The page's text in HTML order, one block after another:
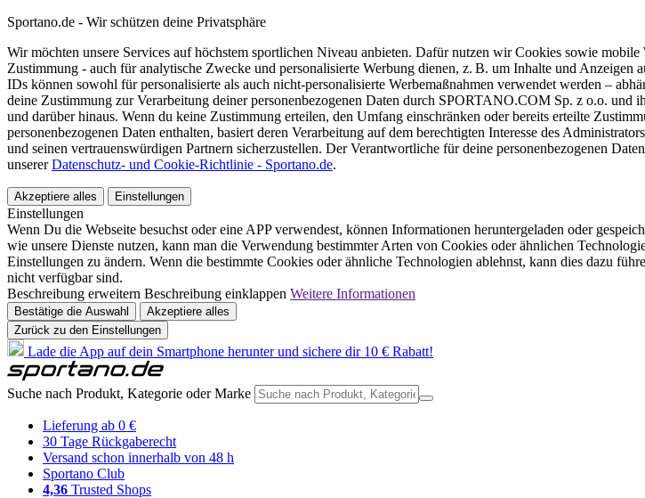
Sportano.de - Wir schützen deine Privatsphäre
Wir möchten unsere Services auf höchstem sportlichen Niveau anbieten. Dafür nutzen wir Cookies sowie
Zustimmung - auch für analytische Zwecke und personalisierte Werbung dienen, z. B. um Inhalte und
IDs können sowohl für personalisierte als auch nicht-personalisierte Werbemaßnahmen verwendet werden –
deine Zustimmung zur Verarbeitung deiner personenbezogenen Daten durch SPORTANO.COM Sp. z o.o. und
und darüber hinaus. Wenn du keine Zustimmung erteilen, den Umfang einschränken oder bereits erteilte
personenbezogenen Daten enthalten, basiert deren Verarbeitung auf dem berechtigten Interesse des
und seinen vertrauenswürdigen Partnern sicherzustellen. Der Verantwortliche für deine personenbezogenen
unsererDatenschutz- und Cookie-Richtlinie - Sportano.de.
Akzeptiere alles Einstellungen
Einstellungen
Wenn Du die Webseite besuchst oder eine APP verwendest, können Informationen heruntergeladen oder
wie unsere Dienste nutzen, kann man die Verwendung bestimmter Arten von Cookies oder ähnlichen
Einstellungen zu ändern. Wenn die bestimmte Cookies oder ähnliche Technologien ablehnst, kann dies dazu
nicht verfügbar sind.
Beschreibung erweitern Beschreibung einklappen Weitere Informationen
Bestätige die Auswahl
Akzeptiere alles
Zurück zu den Einstellungen
Lade die App auf dein Smartphone herunter und sichere dir 10 € Rabatt!
Suche nach Produkt, Kategorie oder Marke
Lieferung ab 0 €
30 Tage Rückgaberecht
Versand schon innerhalb von 48 h
Sportano Club
4,36 Trusted Shops